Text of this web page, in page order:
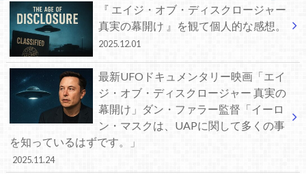
『 エイジ・オブ・ディスクロージャー
真実の幕開け 』を観て個人的な感想。
2025.12.01
最新UFOドキュメンタリー映画「エイ
ジ・オブ・ディスクロージャー 真実の
幕開け」ダン・ファラー監督「イーロ
ン・マスクは、UAPに関して多くの事
を知っているはずです。」
2025.11.24